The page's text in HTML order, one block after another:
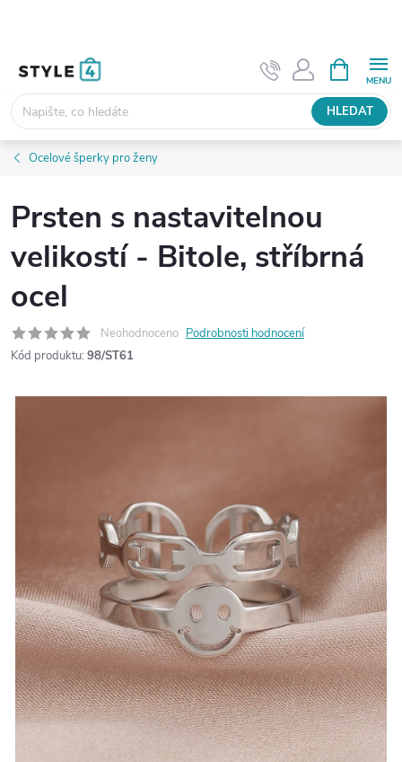
HLEDAT
NÁKUPNÍ
KOŠÍK
Ocelové šperky pro ženy
Prsten s nastavitelnou
velikostí - Bitole, stříbrná
ocel
Neohodnoceno Podrobnosti hodnocení
Kód produktu: 98/ST61